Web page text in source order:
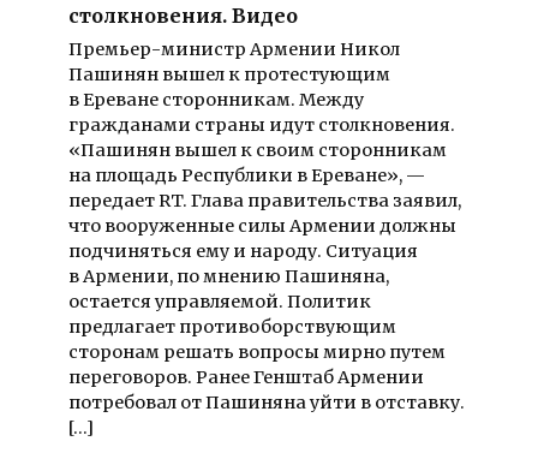
столкновения. Видео
Премьер-министр Армении Никол
Пашинян вышел к протестующим
в Ереване сторонникам. Между
гражданами страны идут столкновения.
«Пашинян вышел к своим сторонникам
на площадь Республики в Ереване», —
передает RT. Глава правительства заявил,
что вооруженные силы Армении должны
подчиняться ему и народу. Ситуация
в Армении, по мнению Пашиняна,
остается управляемой. Политик
предлагает противоборствующим
сторонам решать вопросы мирно путем
переговоров. Ранее Генштаб Армении
потребовал от Пашиняна уйти в отставку.
[…]